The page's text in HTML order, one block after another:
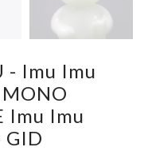
- Imu Imu
Imu Imu
GID